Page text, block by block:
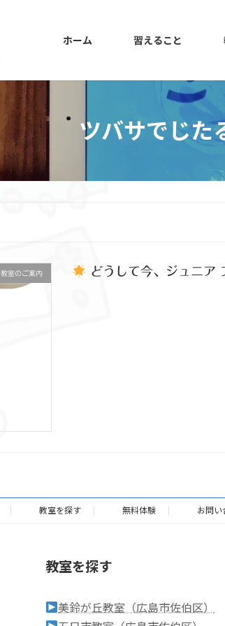
ホーム 習えること
ツバサでじた
教室のご案内 どうして今、ジュニア
教室を探す 無料体験 お問い
教室を探す
美鈴が丘教室（広島市佐伯区）